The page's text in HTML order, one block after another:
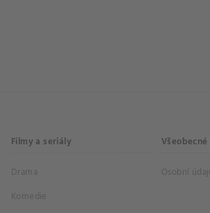
Filmy a seriály
Drama
Komedie
Osobní